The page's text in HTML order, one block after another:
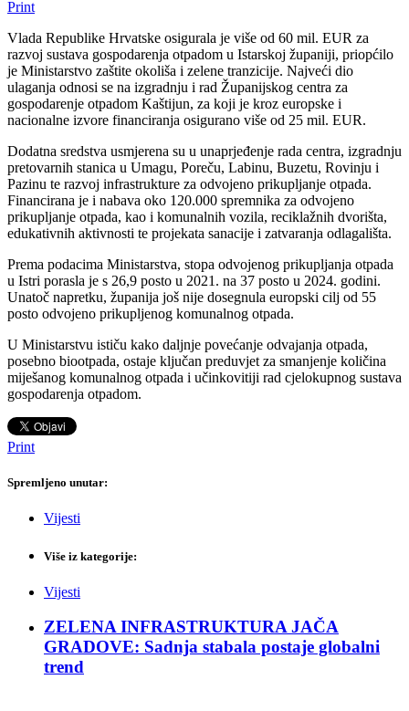
Print
Vlada Republike Hrvatske osigurala je više od 60 mil. EUR za
razvoj sustava gospodarenja otpadom u Istarskoj županiji, priopćilo
je Ministarstvo zaštite okoliša i zelene tranzicije. Najveći dio
ulaganja odnosi se na izgradnju i rad Županijskog centra za
gospodarenje otpadom Kaštijun, za koji je kroz europske i
nacionalne izvore financiranja osigurano više od 25 mil. EUR.
Dodatna sredstva usmjerena su u unaprjeđenje rada centra, izgradnju
pretovarnih stanica u Umagu, Poreču, Labinu, Buzetu, Rovinju i
Pazinu te razvoj infrastrukture za odvojeno prikupljanje otpada.
Financirana je i nabava oko 120.000 spremnika za odvojeno
prikupljanje otpada, kao i komunalnih vozila, reciklažnih dvorišta,
edukativnih aktivnosti te projekata sanacije i zatvaranja odlagališta.
Prema podacima Ministarstva, stopa odvojenog prikupljanja otpada
u Istri porasla je s 26,9 posto u 2021. na 37 posto u 2024. godini.
Unatoč napretku, županija još nije dosegnula europski cilj od 55
posto odvojeno prikupljenog komunalnog otpada.
U Ministarstvu ističu kako daljnje povećanje odvajanja otpada,
posebno biootpada, ostaje ključan preduvjet za smanjenje količina
miješanog komunalnog otpada i učinkovitiji rad cjelokupnog sustava
gospodarenja otpadom.
Print
Spremljeno unutar:
Vijesti
Više iz kategorije:
Vijesti
ZELENA INFRASTRUKTURA JAČA
GRADOVE: Sadnja stabala postaje globalni
trend